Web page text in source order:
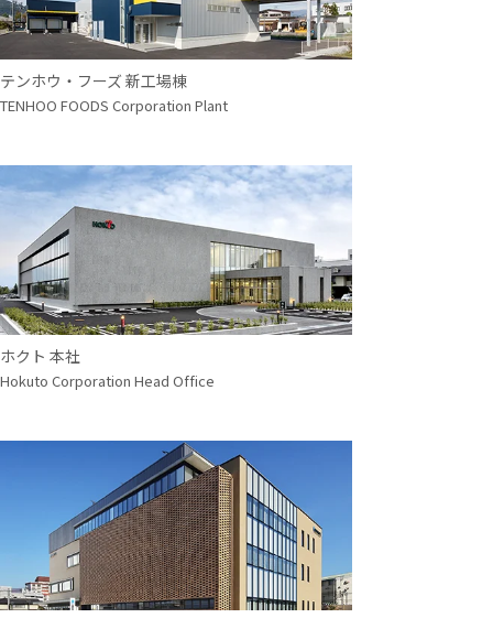
テンホウ・フーズ 新工場棟
TENHOO FOODS Corporation Plant
ホクト 本社
Hokuto Corporation Head Office